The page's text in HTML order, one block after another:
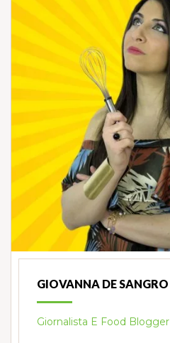
GIOVANNA DE SANGRO
Giornalista E Food Blogger